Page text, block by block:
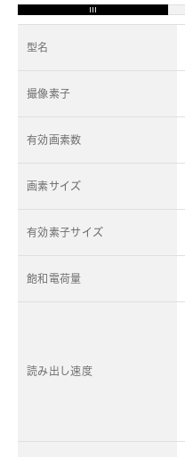
型名
撮像素子
有効画素数
画素サイズ
有効素子サイズ
飽和電荷量
読み出し速度